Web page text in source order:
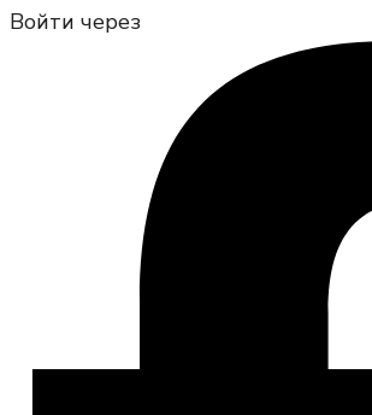
Войти через